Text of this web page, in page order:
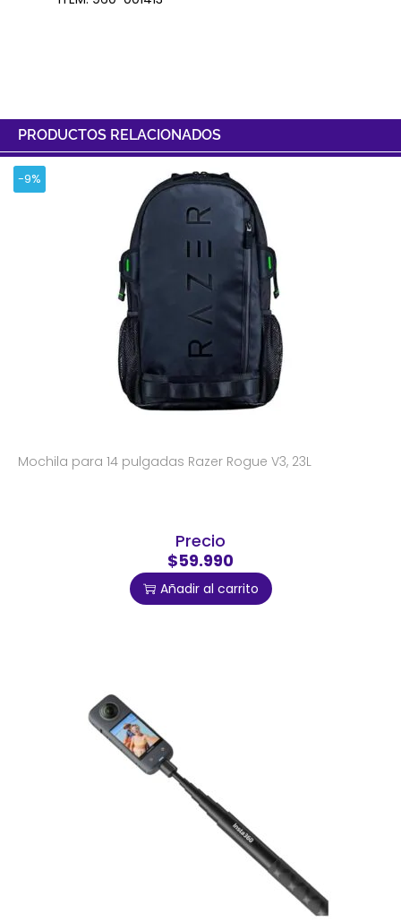
PRODUCTOS RELACIONADOS
-9%
Mochila para 14 pulgadas Razer Rogue V3, 23L
Precio
$59.990
Añadir al carrito